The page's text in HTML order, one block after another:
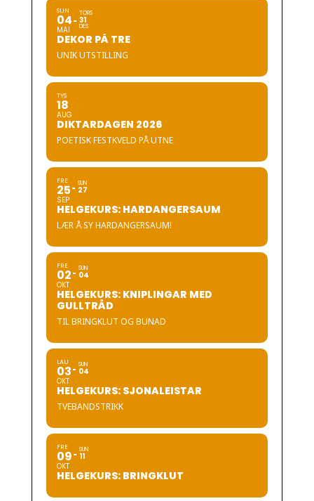
SUN
04
MAI
TORS
31
DES
DEKOR PÅ TRE
UNIK UTSTILLING
TYS
18
AUG
DIKTARDAGEN 2026
POETISK FESTKVELD PÅ UTNE
FRE
25
SEP
SUN
27
HELGEKURS: HARDANGERSAUM
LÆR Å SY HARDANGERSAUM!
FRE
02
OKT
SUN
04
HELGEKURS: KNIPLINGAR MED
GULLTRÅD
TIL BRINGKLUT OG BUNAD
LAU
03
OKT
SUN
04
HELGEKURS: SJONALEISTAR
TVEBANDSTRIKK
FRE
09
OKT
SUN
11
HELGEKURS: BRINGKLUT